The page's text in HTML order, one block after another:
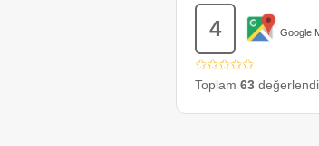
4 Google
✩✩✩✩✩
Toplam 63